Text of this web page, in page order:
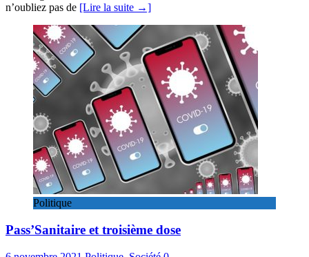
n’oubliez pas de [Lire la suite →]
Politique
Pass’Sanitaire et troisième dose